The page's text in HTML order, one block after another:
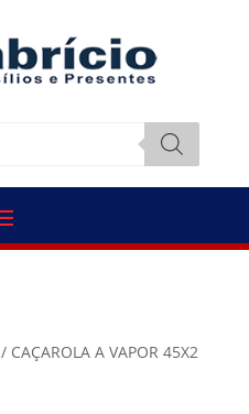
/ CAÇAROLA A VAPOR 45X2